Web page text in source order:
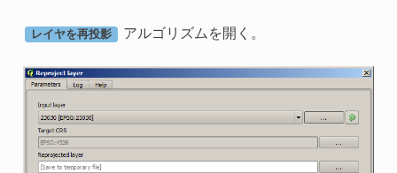
レイヤを再投影 アルゴリズムを開く。